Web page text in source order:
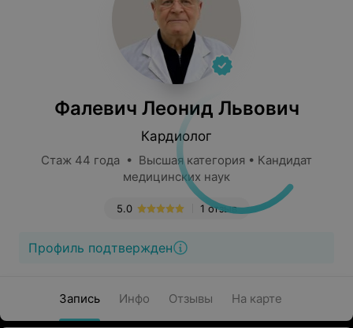
Фалевич Леонид Львович
Кардиолог
Стаж 44 года • Высшая категория • Кандидат
медицинских наук
1 отзыв
5.0
Профиль подтвержден
Запись Инфо Отзывы На карте